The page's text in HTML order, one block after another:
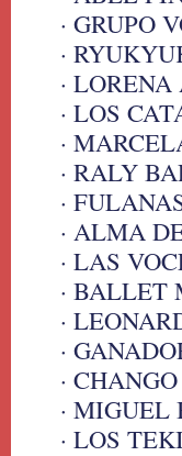
· GRUPO
·
·
· LOS
·
· RALY
·
· ALMA
· LAS
· BALLET
·
·
·
·
· LOS